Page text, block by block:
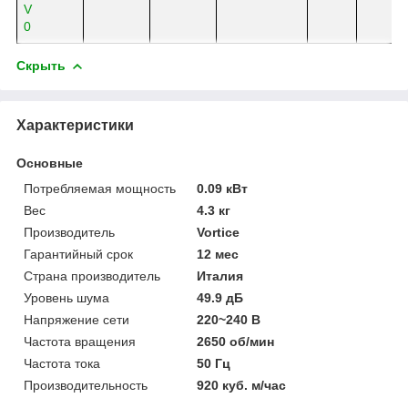
V
0
Скрыть
Характеристики
Основные
Потребляемая мощность
0.09 кВт
Вес
4.3 кг
Производитель
Vortice
Гарантийный срок
12 мес
Страна производитель
Италия
Уровень шума
49.9 дБ
Напряжение сети
220~240 В
Частота вращения
2650 об/мин
Частота тока
50 Гц
Производительность
920 куб. м/час